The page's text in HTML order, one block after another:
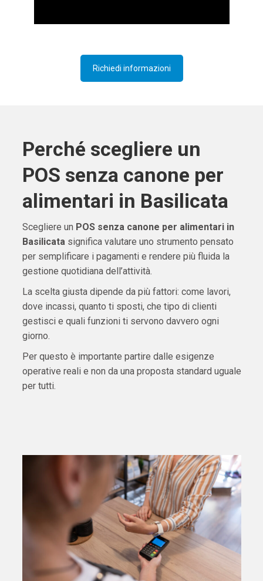
Richiedi informazioni
Perché scegliere un
POS senza canone per
alimentari in Basilicata
Scegliere un POS senza canone per alimentari in
Basilicatasignifica valutare uno strumento pensato
per semplificare i pagamenti e rendere più fluida la
gestione quotidiana dell’attività.
La scelta giusta dipende da più fattori: come lavori,
dove incassi, quanto ti sposti, che tipo di clienti
gestisci e quali funzioni ti servono davvero ogni
giorno.
Per questo è importante partire dalle esigenze
operative reali e non da una proposta standard uguale
per tutti.